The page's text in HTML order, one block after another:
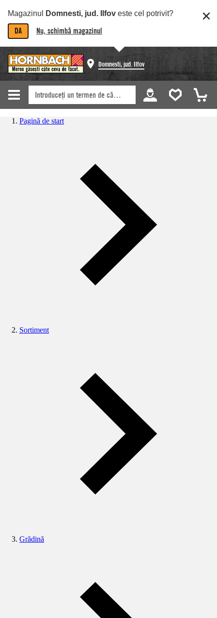
Magazinul Domnesti, jud. Ilfov este cel potrivit?
DA Nu, schimbă magazinul
Domnesti, jud. Ilfov
Pagină de start
Sortiment
Grădină